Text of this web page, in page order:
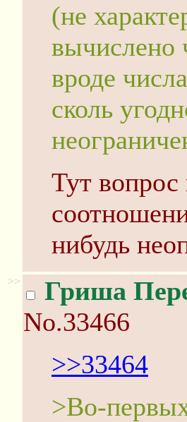
(не
вычислено
вроде
сколь
Тут вопрос
нибудь
>> Гриша
No.33466
>>33464
>Во-